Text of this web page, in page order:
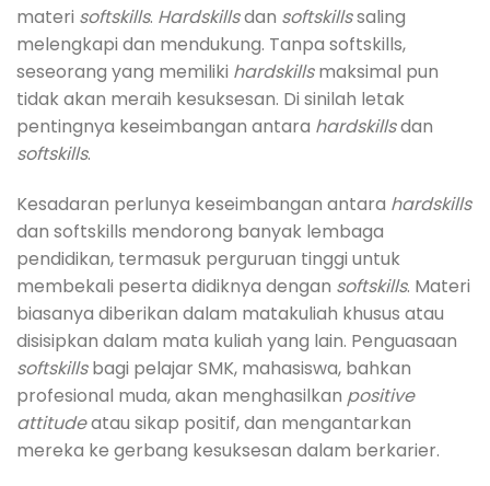
materi softskills. Hardskillsdan softskillssaling
melengkapi dan mendukung. Tanpa softskills,
seseorang yang memiliki hardskillsmaksimal pun
tidak akan meraih kesuksesan. Di sinilah letak
pentingnya keseimbangan antara hardskillsdan
softskills.
Kesadaran perlunya keseimbangan antara hardskills
dan softskills mendorong banyak lembaga
pendidikan, termasuk perguruan tinggi untuk
membekali peserta didiknya dengan softskills. Materi
biasanya diberikan dalam matakuliah khusus atau
disisipkan dalam mata kuliah yang lain. Penguasaan
softskillsbagi pelajar SMK, mahasiswa, bahkan
profesional muda, akan menghasilkan positive
attitudeatau sikap positif, dan mengantarkan
mereka ke gerbang kesuksesan dalam berkarier.